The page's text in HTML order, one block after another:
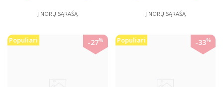
Į NORŲ SĄRAŠĄ Į NORŲ SĄRAŠĄ
Populiari -27% Populiari -33%